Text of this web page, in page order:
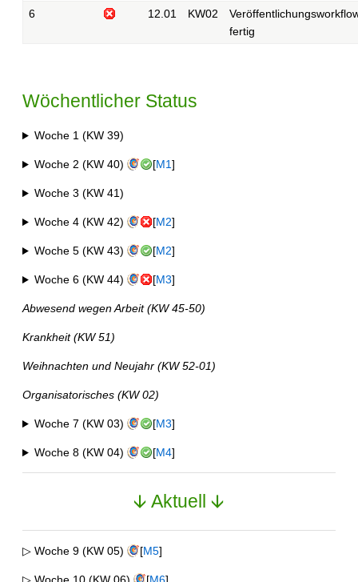
6
12.01 KW02
fertig
Wöchentlicher Status
Woche 1 (KW 39)
Woche 2 (KW 40) [M1]
Woche 3 (KW 41)
Woche 4 (KW 42) [M2]
Woche 5 (KW 43) [M2]
Woche 6 (KW 44) [M3]
Abwesend wegen Arbeit (KW 45-50)
Krankheit (KW 51)
Weihnachten und Neujahr (KW 52-01)
Organisatorisches (KW 02)
Woche 7 (KW 03) [M3]
Woche 8 (KW 04) [M4]
🡫 Aktuell 🡫
▷ Woche 9 (KW 05) [M5]